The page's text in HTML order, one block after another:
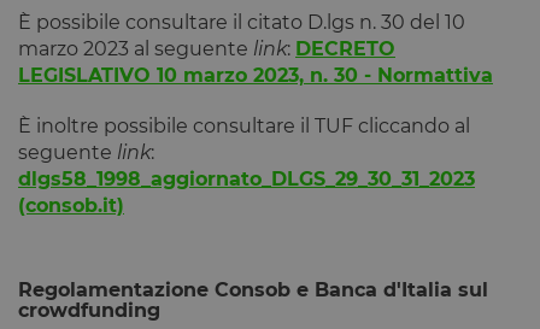
È possibile consultare il citato D.lgs n. 30 del 10
marzo 2023 al seguente link: DECRETO
LEGISLATIVO 10 marzo 2023, n. 30 - Normattiva
È inoltre possibile consultare il TUF cliccando al
seguente link:
dlgs58_1998_aggiornato_DLGS_29_30_31_2023
(consob.it)
Regolamentazione Consob e Banca d'Italia sul
crowdfunding
proprio sito
G_ENABLED_IDPS
Google LLC
1 anno 1
Utilizzato
laravel_session
PHPSESSID
PHP.net
Sessione
Cookie
Google Privacy Policy